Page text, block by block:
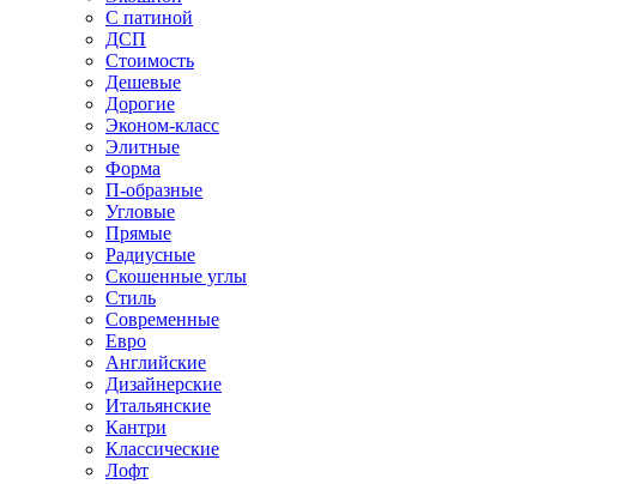
С патиной
ДСП
Стоимость
Дешевые
Дорогие
Эконом-класс
Элитные
Форма
П-образные
Угловые
Прямые
Радиусные
Скошенные углы
Стиль
Современные
Евро
Английские
Дизайнерские
Итальянские
Кантри
Классические
Лофт